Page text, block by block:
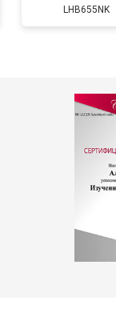
LHB655NK